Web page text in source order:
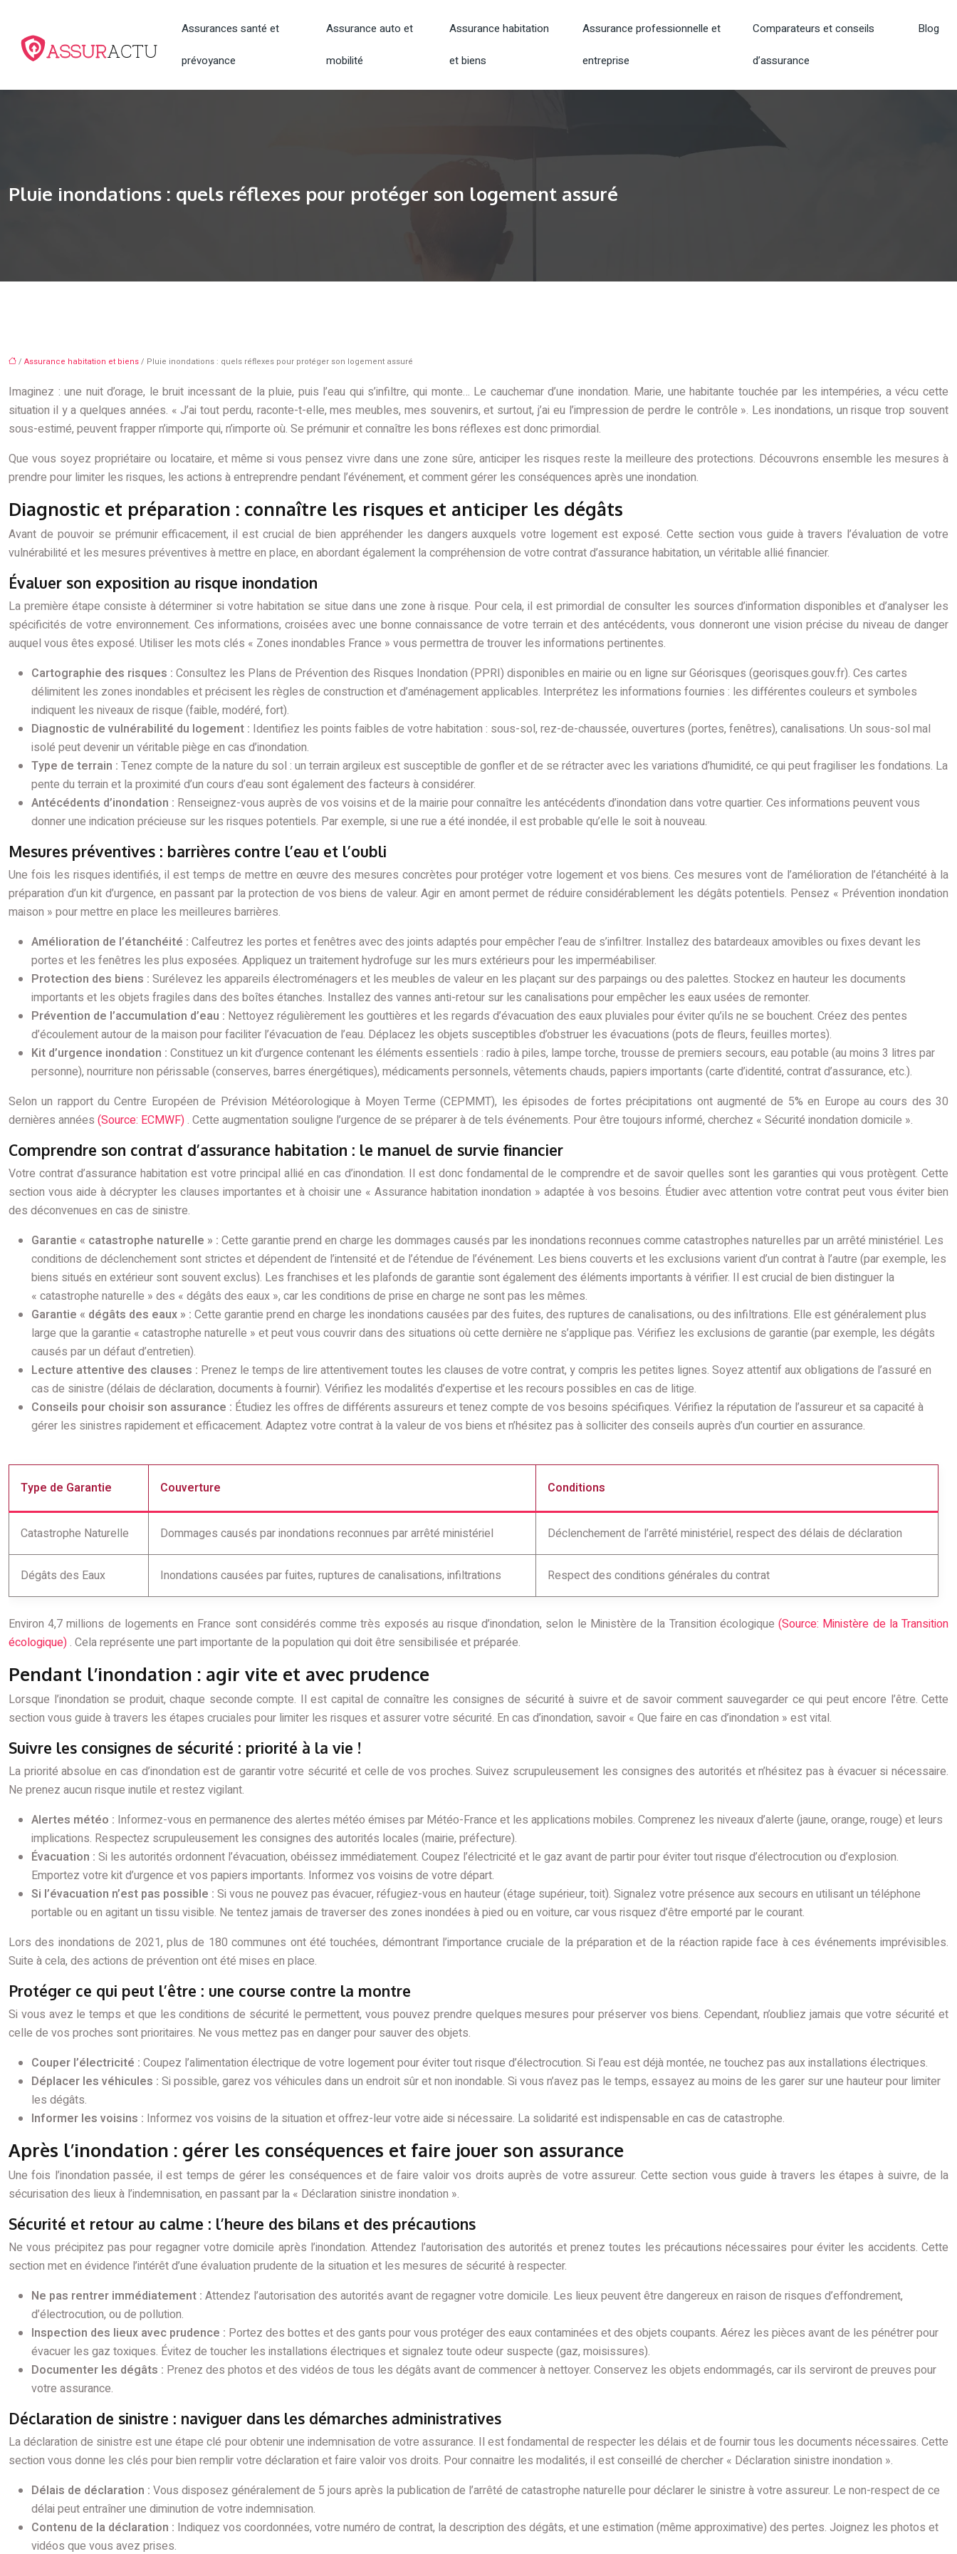
Assurances santé et
prévoyance
Assurance auto et
mobilité
Assurance habitation
et biens
Assurance professionnelle et
entreprise
Comparateurs et conseils
d’assurance
Blog
Pluie inondations : quels réflexes pour protéger son logement assuré
/ Assurance habitation et biens/ Pluie inondations : quels réflexes pour protéger son logement assuré
Imaginez : une nuit d’orage, le bruit incessant de la pluie, puis l’eau qui s’infiltre, qui monte… Le cauchemar d’une inondation. Marie, une habitante touchée par les intempéries, a vécu cette
situation il y a quelques années. « J’ai tout perdu, raconte-t-elle, mes meubles, mes souvenirs, et surtout, j’ai eu l’impression de perdre le contrôle ». Les inondations, un risque trop souvent
sous-estimé, peuvent frapper n’importe qui, n’importe où. Se prémunir et connaître les bons réflexes est donc primordial.
Que vous soyez propriétaire ou locataire, et même si vous pensez vivre dans une zone sûre, anticiper les risques reste la meilleure des protections. Découvrons ensemble les mesures à
prendre pour limiter les risques, les actions à entreprendre pendant l’événement, et comment gérer les conséquences après une inondation.
Diagnostic et préparation : connaître les risques et anticiper les dégâts
Avant de pouvoir se prémunir efficacement, il est crucial de bien appréhender les dangers auxquels votre logement est exposé. Cette section vous guide à travers l’évaluation de votre
vulnérabilité et les mesures préventives à mettre en place, en abordant également la compréhension de votre contrat d’assurance habitation, un véritable allié financier.
Évaluer son exposition au risque inondation
La première étape consiste à déterminer si votre habitation se situe dans une zone à risque. Pour cela, il est primordial de consulter les sources d’information disponibles et d’analyser les
spécificités de votre environnement. Ces informations, croisées avec une bonne connaissance de votre terrain et des antécédents, vous donneront une vision précise du niveau de danger
auquel vous êtes exposé. Utiliser les mots clés « Zones inondables France » vous permettra de trouver les informations pertinentes.
Cartographie des risques : Consultez les Plans de Prévention des Risques Inondation (PPRI) disponibles en mairie ou en ligne sur Géorisques (georisques.gouv.fr). Ces cartes
délimitent les zones inondables et précisent les règles de construction et d’aménagement applicables. Interprétez les informations fournies : les différentes couleurs et symboles
indiquent les niveaux de risque (faible, modéré, fort).
Diagnostic de vulnérabilité du logement : Identifiez les points faibles de votre habitation : sous-sol, rez-de-chaussée, ouvertures (portes, fenêtres), canalisations. Un sous-sol mal
isolé peut devenir un véritable piège en cas d’inondation.
Type de terrain : Tenez compte de la nature du sol : un terrain argileux est susceptible de gonfler et de se rétracter avec les variations d’humidité, ce qui peut fragiliser les fondations. La
pente du terrain et la proximité d’un cours d’eau sont également des facteurs à considérer.
Antécédents d’inondation : Renseignez-vous auprès de vos voisins et de la mairie pour connaître les antécédents d’inondation dans votre quartier. Ces informations peuvent vous
donner une indication précieuse sur les risques potentiels. Par exemple, si une rue a été inondée, il est probable qu’elle le soit à nouveau.
Mesures préventives : barrières contre l’eau et l’oubli
Une fois les risques identifiés, il est temps de mettre en œuvre des mesures concrètes pour protéger votre logement et vos biens. Ces mesures vont de l’amélioration de l’étanchéité à la
préparation d’un kit d’urgence, en passant par la protection de vos biens de valeur. Agir en amont permet de réduire considérablement les dégâts potentiels. Pensez « Prévention inondation
maison » pour mettre en place les meilleures barrières.
Amélioration de l’étanchéité : Calfeutrez les portes et fenêtres avec des joints adaptés pour empêcher l’eau de s’infiltrer. Installez des batardeaux amovibles ou fixes devant les
portes et les fenêtres les plus exposées. Appliquez un traitement hydrofuge sur les murs extérieurs pour les imperméabiliser.
Protection des biens : Surélevez les appareils électroménagers et les meubles de valeur en les plaçant sur des parpaings ou des palettes. Stockez en hauteur les documents
importants et les objets fragiles dans des boîtes étanches. Installez des vannes anti-retour sur les canalisations pour empêcher les eaux usées de remonter.
Prévention de l’accumulation d’eau : Nettoyez régulièrement les gouttières et les regards d’évacuation des eaux pluviales pour éviter qu’ils ne se bouchent. Créez des pentes
d’écoulement autour de la maison pour faciliter l’évacuation de l’eau. Déplacez les objets susceptibles d’obstruer les évacuations (pots de fleurs, feuilles mortes).
Kit d’urgence inondation : Constituez un kit d’urgence contenant les éléments essentiels : radio à piles, lampe torche, trousse de premiers secours, eau potable (au moins 3 litres par
personne), nourriture non périssable (conserves, barres énergétiques), médicaments personnels, vêtements chauds, papiers importants (carte d’identité, contrat d’assurance, etc.).
Selon un rapport du Centre Européen de Prévision Météorologique à Moyen Terme (CEPMMT), les épisodes de fortes précipitations ont augmenté de 5% en Europe au cours des 30
dernières années (Source: ECMWF). Cette augmentation souligne l’urgence de se préparer à de tels événements. Pour être toujours informé, cherchez « Sécurité inondation domicile ».
Comprendre son contrat d’assurance habitation : le manuel de survie financier
Votre contrat d’assurance habitation est votre principal allié en cas d’inondation. Il est donc fondamental de le comprendre et de savoir quelles sont les garanties qui vous protègent. Cette
section vous aide à décrypter les clauses importantes et à choisir une « Assurance habitation inondation » adaptée à vos besoins. Étudier avec attention votre contrat peut vous éviter bien
des déconvenues en cas de sinistre.
Garantie « catastrophe naturelle » : Cette garantie prend en charge les dommages causés par les inondations reconnues comme catastrophes naturelles par un arrêté ministériel. Les
conditions de déclenchement sont strictes et dépendent de l’intensité et de l’étendue de l’événement. Les biens couverts et les exclusions varient d’un contrat à l’autre (par exemple, les
biens situés en extérieur sont souvent exclus). Les franchises et les plafonds de garantie sont également des éléments importants à vérifier. Il est crucial de bien distinguer la
« catastrophe naturelle » des « dégâts des eaux », car les conditions de prise en charge ne sont pas les mêmes.
Garantie « dégâts des eaux » : Cette garantie prend en charge les inondations causées par des fuites, des ruptures de canalisations, ou des infiltrations. Elle est généralement plus
large que la garantie « catastrophe naturelle » et peut vous couvrir dans des situations où cette dernière ne s’applique pas. Vérifiez les exclusions de garantie (par exemple, les dégâts
causés par un défaut d’entretien).
Lecture attentive des clauses : Prenez le temps de lire attentivement toutes les clauses de votre contrat, y compris les petites lignes. Soyez attentif aux obligations de l’assuré en
cas de sinistre (délais de déclaration, documents à fournir). Vérifiez les modalités d’expertise et les recours possibles en cas de litige.
Conseils pour choisir son assurance : Étudiez les offres de différents assureurs et tenez compte de vos besoins spécifiques. Vérifiez la réputation de l’assureur et sa capacité à
gérer les sinistres rapidement et efficacement. Adaptez votre contrat à la valeur de vos biens et n’hésitez pas à solliciter des conseils auprès d’un courtier en assurance.
Type de Garantie Couverture Conditions
Catastrophe Naturelle Dommages causés par inondations reconnues par arrêté ministériel Déclenchement de l’arrêté ministériel, respect des délais de déclaration
Dégâts des Eaux Inondations causées par fuites, ruptures de canalisations, infiltrations Respect des conditions générales du contrat
Environ 4,7 millions de logements en France sont considérés comme très exposés au risque d’inondation, selon le Ministère de la Transition écologique(Source: Ministère de la Transition
écologique). Cela représente une part importante de la population qui doit être sensibilisée et préparée.
Pendant l’inondation : agir vite et avec prudence
Lorsque l’inondation se produit, chaque seconde compte. Il est capital de connaître les consignes de sécurité à suivre et de savoir comment sauvegarder ce qui peut encore l’être. Cette
section vous guide à travers les étapes cruciales pour limiter les risques et assurer votre sécurité. En cas d’inondation, savoir « Que faire en cas d’inondation » est vital.
Suivre les consignes de sécurité : priorité à la vie !
La priorité absolue en cas d’inondation est de garantir votre sécurité et celle de vos proches. Suivez scrupuleusement les consignes des autorités et n’hésitez pas à évacuer si nécessaire.
Ne prenez aucun risque inutile et restez vigilant.
Alertes météo : Informez-vous en permanence des alertes météo émises par Météo-France et les applications mobiles. Comprenez les niveaux d’alerte (jaune, orange, rouge) et leurs
implications. Respectez scrupuleusement les consignes des autorités locales (mairie, préfecture).
Évacuation : Si les autorités ordonnent l’évacuation, obéissez immédiatement. Coupez l’électricité et le gaz avant de partir pour éviter tout risque d’électrocution ou d’explosion.
Emportez votre kit d’urgence et vos papiers importants. Informez vos voisins de votre départ.
Si l’évacuation n’est pas possible : Si vous ne pouvez pas évacuer, réfugiez-vous en hauteur (étage supérieur, toit). Signalez votre présence aux secours en utilisant un téléphone
portable ou en agitant un tissu visible. Ne tentez jamais de traverser des zones inondées à pied ou en voiture, car vous risquez d’être emporté par le courant.
Lors des inondations de 2021, plus de 180 communes ont été touchées, démontrant l’importance cruciale de la préparation et de la réaction rapide face à ces événements imprévisibles.
Suite à cela, des actions de prévention ont été mises en place.
Protéger ce qui peut l’être : une course contre la montre
Si vous avez le temps et que les conditions de sécurité le permettent, vous pouvez prendre quelques mesures pour préserver vos biens. Cependant, n’oubliez jamais que votre sécurité et
celle de vos proches sont prioritaires. Ne vous mettez pas en danger pour sauver des objets.
Couper l’électricité : Coupez l’alimentation électrique de votre logement pour éviter tout risque d’électrocution. Si l’eau est déjà montée, ne touchez pas aux installations électriques.
Déplacer les véhicules : Si possible, garez vos véhicules dans un endroit sûr et non inondable. Si vous n’avez pas le temps, essayez au moins de les garer sur une hauteur pour limiter
les dégâts.
Informer les voisins : Informez vos voisins de la situation et offrez-leur votre aide si nécessaire. La solidarité est indispensable en cas de catastrophe.
Après l’inondation : gérer les conséquences et faire jouer son assurance
Une fois l’inondation passée, il est temps de gérer les conséquences et de faire valoir vos droits auprès de votre assureur. Cette section vous guide à travers les étapes à suivre, de la
sécurisation des lieux à l’indemnisation, en passant par la « Déclaration sinistre inondation ».
Sécurité et retour au calme : l’heure des bilans et des précautions
Ne vous précipitez pas pour regagner votre domicile après l’inondation. Attendez l’autorisation des autorités et prenez toutes les précautions nécessaires pour éviter les accidents. Cette
section met en évidence l’intérêt d’une évaluation prudente de la situation et les mesures de sécurité à respecter.
Ne pas rentrer immédiatement : Attendez l’autorisation des autorités avant de regagner votre domicile. Les lieux peuvent être dangereux en raison de risques d’effondrement,
d’électrocution, ou de pollution.
Inspection des lieux avec prudence : Portez des bottes et des gants pour vous protéger des eaux contaminées et des objets coupants. Aérez les pièces avant de les pénétrer pour
évacuer les gaz toxiques. Évitez de toucher les installations électriques et signalez toute odeur suspecte (gaz, moisissures).
Documenter les dégâts : Prenez des photos et des vidéos de tous les dégâts avant de commencer à nettoyer. Conservez les objets endommagés, car ils serviront de preuves pour
votre assurance.
Déclaration de sinistre : naviguer dans les démarches administratives
La déclaration de sinistre est une étape clé pour obtenir une indemnisation de votre assurance. Il est fondamental de respecter les délais et de fournir tous les documents nécessaires. Cette
section vous donne les clés pour bien remplir votre déclaration et faire valoir vos droits. Pour connaitre les modalités, il est conseillé de chercher « Déclaration sinistre inondation ».
Délais de déclaration : Vous disposez généralement de 5 jours après la publication de l’arrêté de catastrophe naturelle pour déclarer le sinistre à votre assureur. Le non-respect de ce
délai peut entraîner une diminution de votre indemnisation.
Contenu de la déclaration : Indiquez vos coordonnées, votre numéro de contrat, la description des dégâts, et une estimation (même approximative) des pertes. Joignez les photos et
vidéos que vous avez prises.